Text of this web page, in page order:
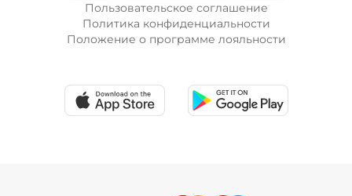
Соус гриль (20 г)/ 20 г
Соус шрирача (20 г)/20 г
Пользовательское соглашение
Политика конфиденциальности
Положение о программе лояльности